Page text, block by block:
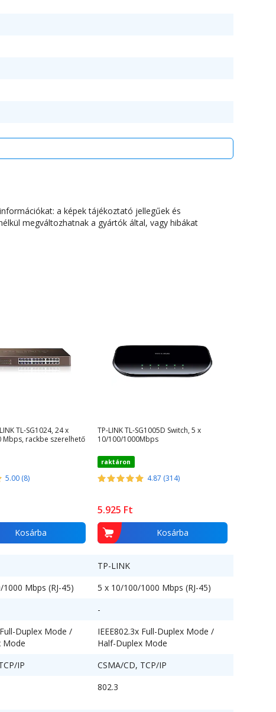
a képek tájékoztató jellegűek és
megváltozhatnak a gyártók által, vagy hibákat
TL-SG1024, 24 x
Mbps, rackbe szerelhető
5.00 (8)
Kosárba
TP-LINK TL-SG1005D Switch, 5 x
10/100/1000Mbps
raktáron
4.87 (314)
5.925 Ft
Kosárba
TP-LINK
Mbps (RJ-45)
5 x 10/100/1000 Mbps (RJ-45)
-
Duplex Mode /
Mode
IEEE802.3x Full-Duplex Mode /
Half-Duplex Mode
IP
CSMA/CD, TCP/IP
802.3